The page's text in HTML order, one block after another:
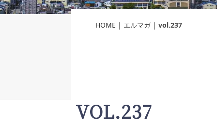
HOME | エルマガ| vol.237
VOL.237